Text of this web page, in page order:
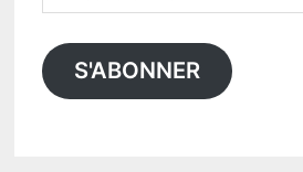
e-
mail
S'ABONNER